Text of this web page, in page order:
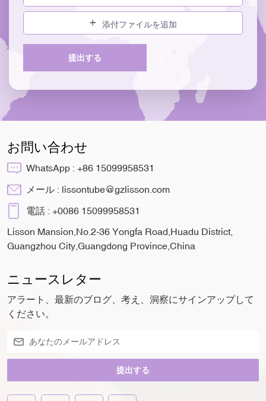
添付ファイルを追加
提出する
お問い合わせ
WhatsApp : +86 15099958531
メール : lissontube@gzlisson.com
電話 : +0086 15099958531
Lisson Mansion,No.2-36 Yongfa Road,Huadu District,
Guangzhou City,Guangdong Province,China
ニュースレター
アラート、最新のブログ、考え、洞察にサインアップして
ください。
提出する